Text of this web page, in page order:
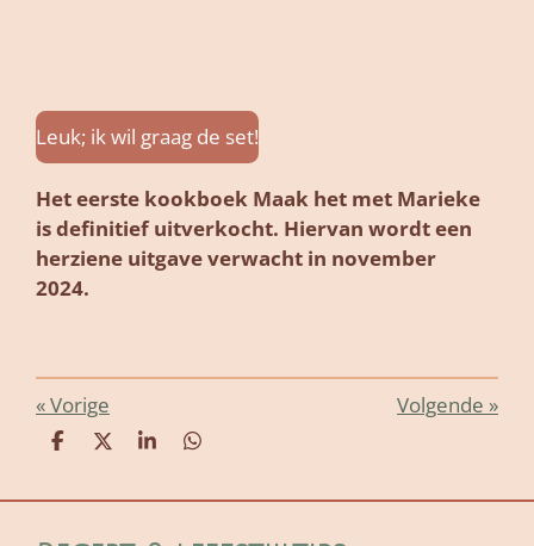
Leuk; ik wil graag de set!
Het eerste kookboek Maak het met Marieke
is definitief uitverkocht. Hiervan wordt een
herziene uitgave verwacht in november
2024.
«Vorige Volgende »
D
e
D
l
S
r
D
e